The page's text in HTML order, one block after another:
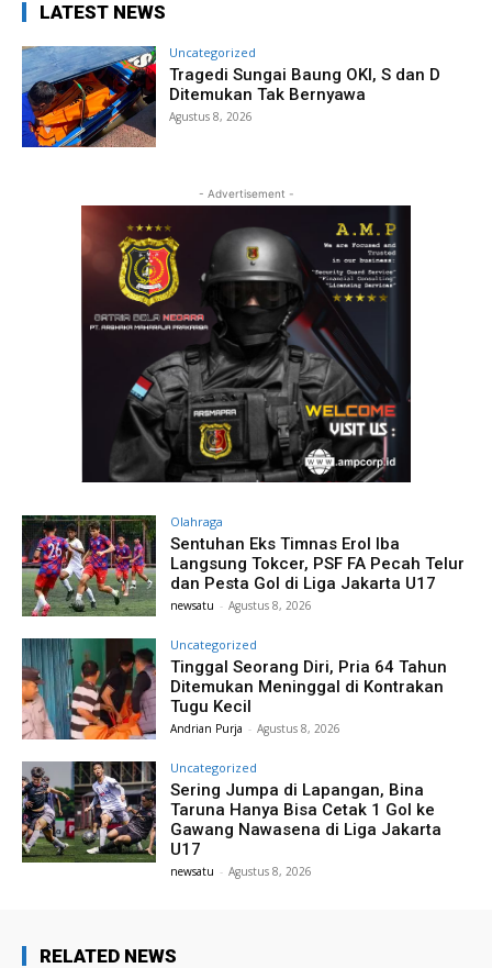
LATEST NEWS
Uncategorized
Tragedi Sungai Baung OKI, S dan D
Ditemukan Tak Bernyawa
Agustus 8, 2026
- Advertisement -
Olahraga
Sentuhan Eks Timnas Erol Iba
Langsung Tokcer, PSF FA Pecah Telur
dan Pesta Gol di Liga Jakarta U17
newsatu - Agustus 8, 2026
Uncategorized
Tinggal Seorang Diri, Pria 64 Tahun
Ditemukan Meninggal di Kontrakan
Tugu Kecil
Andrian Purja - Agustus 8, 2026
Uncategorized
Sering Jumpa di Lapangan, Bina
Taruna Hanya Bisa Cetak 1 Gol ke
Gawang Nawasena di Liga Jakarta
U17
newsatu - Agustus 8, 2026
RELATED NEWS